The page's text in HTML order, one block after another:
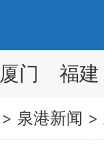
厦门 福建
> 泉港新闻 >